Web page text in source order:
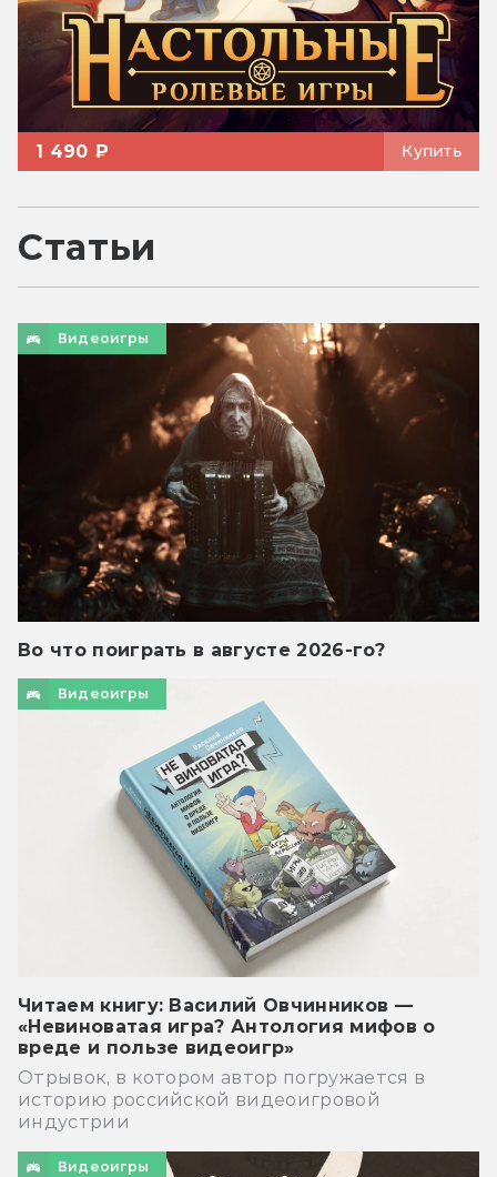
1 490 ₽ Купить
Статьи
Видеоигры
Во что поиграть в августе 2026-го?
Видеоигры
Читаем книгу: Василий Овчинников —
«Невиноватая игра? Антология мифов о
вреде и пользе видеоигр»
Отрывок, в котором автор погружается в
историю российской видеоигровой
индустрии
Видеоигры